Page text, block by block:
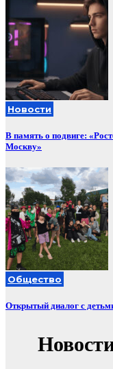
Новости
В память о подвиге:
Москву»
Общество
Открытый диалог с